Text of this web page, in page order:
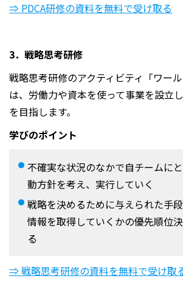
⇒ PDCA研修の資料を無料で受け取る
3．戦略思考研修
戦略思考研修のアクティビティ「ワー
は、労働力や資本を使って事業を設立
を目指します。
学びのポイント
不確実な状況のなかで自チームに
動方針を考え、実行していく
戦略を決めるために与えられた手
情報を取得していくかの優先順位
る
⇒ 戦略思考研修の資料を無料で受け取